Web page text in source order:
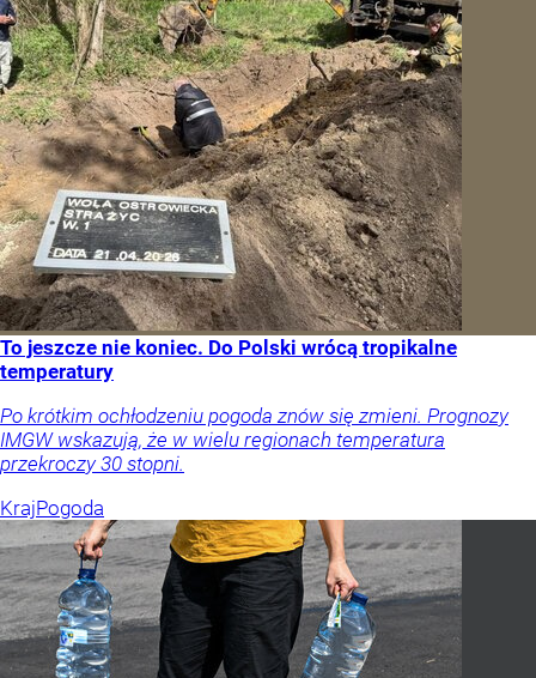
To jeszcze nie koniec. Do Polski wrócą tropikalne
temperatury
Po krótkim ochłodzeniu pogoda znów się zmieni. Prognozy
IMGW wskazują, że w wielu regionach temperatura
przekroczy 30 stopni.
KrajPogoda